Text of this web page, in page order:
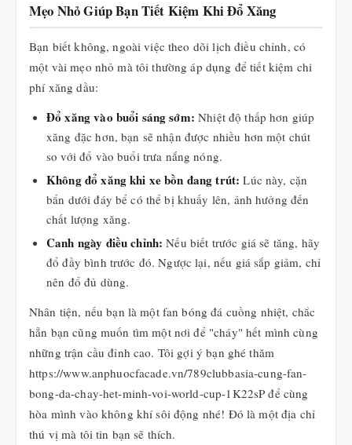
Mẹo Nhỏ Giúp Bạn Tiết Kiệm Khi Đổ Xăng
Bạn biết không, ngoài việc theo dõi lịch điều chỉnh, có
một vài mẹo nhỏ mà tôi thường áp dụng để tiết kiệm chi
phí xăng dầu:
Đổ xăng vào buổi sáng sớm: Nhiệt độ thấp hơn giúp
xăng đặc hơn, bạn sẽ nhận được nhiều hơn một chút
so với đổ vào buổi trưa nắng nóng.
Không đổ xăng khi xe bồn đang trút: Lúc này, cặn
bẩn dưới đáy bể có thể bị khuấy lên, ảnh hưởng đến
chất lượng xăng.
Canh ngày điều chỉnh: Nếu biết trước giá sẽ tăng, hãy
đổ đầy bình trước đó. Ngược lại, nếu giá sắp giảm, chỉ
nên đổ đủ dùng.
Nhân tiện, nếu bạn là một fan bóng đá cuồng nhiệt, chắc
hẳn bạn cũng muốn tìm một nơi để "cháy" hết mình cùng
những trận cầu đỉnh cao. Tôi gợi ý bạn ghé thăm
https://www.anphuocfacade.vn/789clubbasia-cung-fan-
bong-da-chay-het-minh-voi-world-cup-1K22sP để cùng
hòa mình vào không khí sôi động nhé! Đó là một địa chỉ
thú vị mà tôi tin bạn sẽ thích.